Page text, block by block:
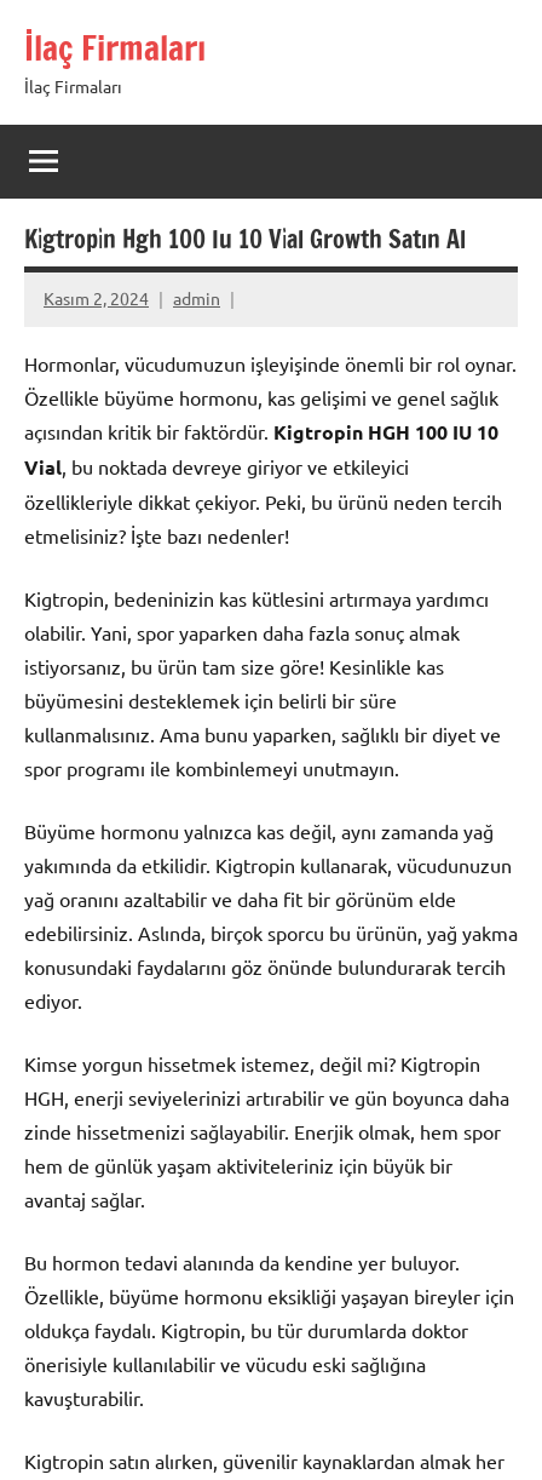
İlaç Firmaları
İlaç Firmaları
Ki̇gtropi̇n Hgh 100 Iu 10 Vi̇al Growth Satın Al
Kasım 2, 2024 admin
Hormonlar, vücudumuzun işleyişinde önemli bir rol oynar.
Özellikle büyüme hormonu, kas gelişimi ve genel sağlık
açısından kritik bir faktördür. Kigtropin HGH 100 IU 10
Vial , bu noktada devreye giriyor ve etkileyici
özellikleriyle dikkat çekiyor. Peki, bu ürünü neden tercih
etmelisiniz? İşte bazı nedenler!
Kigtropin, bedeninizin kas kütlesini artırmaya yardımcı
olabilir. Yani, spor yaparken daha fazla sonuç almak
istiyorsanız, bu ürün tam size göre! Kesinlikle kas
büyümesini desteklemek için belirli bir süre
kullanmalısınız. Ama bunu yaparken, sağlıklı bir diyet ve
spor programı ile kombinlemeyi unutmayın.
Büyüme hormonu yalnızca kas değil, aynı zamanda yağ
yakımında da etkilidir. Kigtropin kullanarak, vücudunuzun
yağ oranını azaltabilir ve daha fit bir görünüm elde
edebilirsiniz. Aslında, birçok sporcu bu ürünün, yağ yakma
konusundaki faydalarını göz önünde bulundurarak tercih
ediyor.
Kimse yorgun hissetmek istemez, değil mi? Kigtropin
HGH, enerji seviyelerinizi artırabilir ve gün boyunca daha
zinde hissetmenizi sağlayabilir. Enerjik olmak, hem spor
hem de günlük yaşam aktiviteleriniz için büyük bir
avantaj sağlar.
Bu hormon tedavi alanında da kendine yer buluyor.
Özellikle, büyüme hormonu eksikliği yaşayan bireyler için
oldukça faydalı. Kigtropin, bu tür durumlarda doktor
önerisiyle kullanılabilir ve vücudu eski sağlığına
kavuşturabilir.
Kigtropin satın alırken, güvenilir kaynaklardan almak her